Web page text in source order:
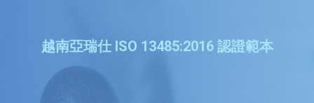
越南亞瑞仕 ISO 13485:2016 認證範本